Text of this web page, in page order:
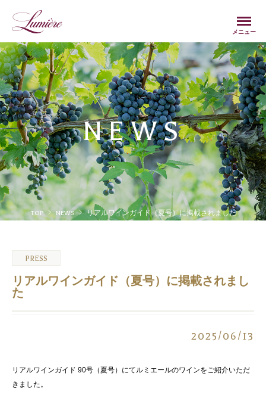
メニュー
NEWS
TOP NEWS リアルワインガイド（夏号）に掲載されました
PRESS
リアルワインガイド（夏号）に掲載されまし
た
2025/06/13
リアルワインガイド 90号（夏号）にてルミエールのワインをご紹介いただ
きました。